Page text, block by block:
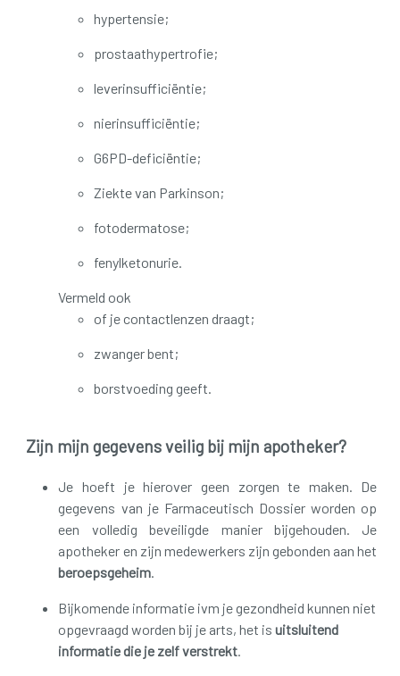
hypertensie;
prostaathypertrofie;
leverinsufficiëntie;
nierinsufficiëntie;
G6PD-deficiëntie;
Ziekte van Parkinson;
fotodermatose;
fenylketonurie.
Vermeld ook
of je contactlenzen draagt;
zwanger bent;
borstvoeding geeft.
Zijn mijn gegevens veilig bij mijn apotheker?
Je hoeft je hierover geen zorgen te maken. De
gegevens van je Farmaceutisch Dossier worden op
een volledig beveiligde manier bijgehouden. Je
apotheker en zijn medewerkers zijn gebonden aan het
beroepsgeheim
Bijkomende informatie ivm je gezondheid kunnen niet
opgevraagd worden bij je arts, het isuitsluitend
informatie die je zelf verstrekt